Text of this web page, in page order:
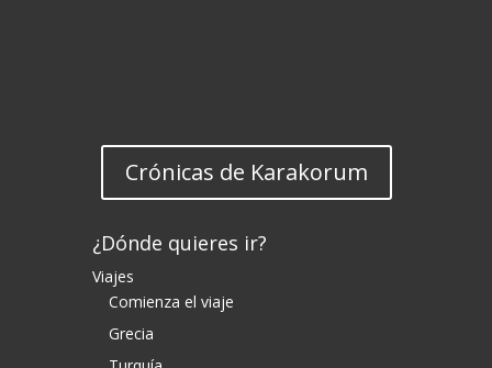
Crónicas de Karakorum
¿Dónde quieres ir?
Viajes
Comienza el viaje
Grecia